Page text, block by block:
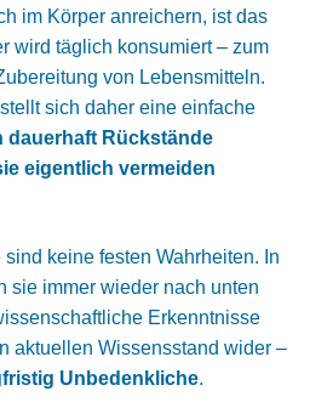
im Körper anreichern, ist das
wird täglich konsumiert – zum
von Lebensmitteln.
sich daher eine einfache
dauerhaft Rückstände
eigentlich vermeiden
keine festen Wahrheiten. In
sie immer wieder nach unten
Erkenntnisse
aktuellen Wissensstand wider –
Unbedenkliche.